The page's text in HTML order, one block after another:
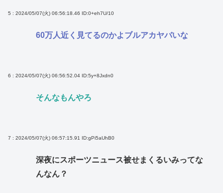
5 : 2024/05/07(火) 06:56:18.46 ID:0+eh7U/10
60万人近く見てるのかよブルアカヤバいな
6 : 2024/05/07(火) 06:56:52.04 ID:5y+8Jxdn0
そんなもんやろ
7 : 2024/05/07(火) 06:57:15.91 ID:gPi5aUhB0
深夜にスポーツニュース被せまくるいみってな
んなん？